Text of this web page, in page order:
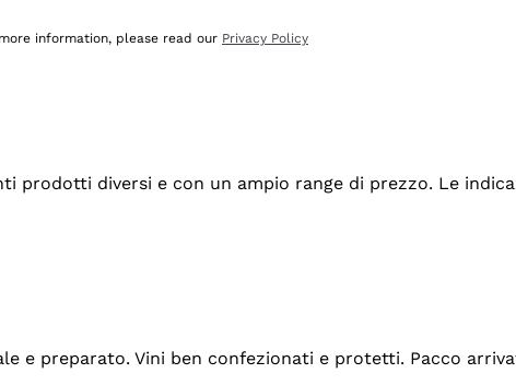
diversi e con un ampio range di prezzo. Le
e preparato. Vini ben confezionati e protetti. Pacco
information, please read our Privacy Policy